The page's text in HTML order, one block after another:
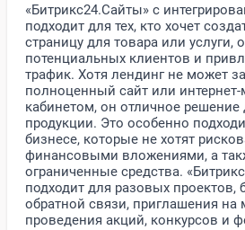
«Битрикс24.Сайты» с
подходит для тех, кто хочет
страницу для товара или услуги,
потенциальных клиентов и
трафик. Хотя лендинг не может
полноценный сайт или
кабинетом, он отличное решение
продукции. Это особенно
бизнесе, которые не хотят
финансовыми вложениями, а
ограниченные средства.
подходит для разовых проектов,
обратной связи, приглашения на
проведения акций, конкурсов и